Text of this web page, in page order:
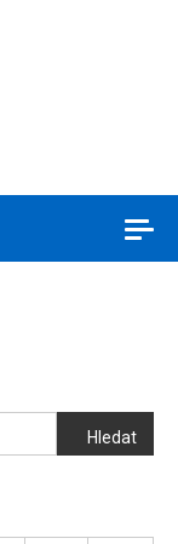
Hledat